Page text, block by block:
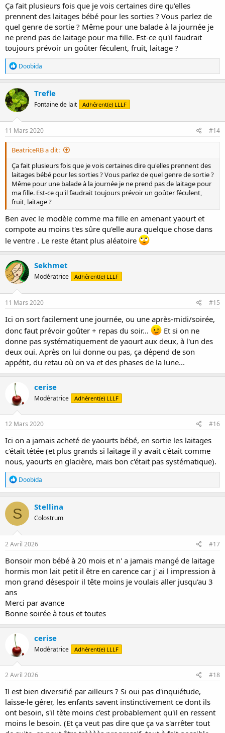
Ça fait plusieurs fois que je vois certaines dire qu'elles
prennent des laitages bébé pour les sorties ? Vous parlez de
quel genre de sortie ? Même pour une balade à la journée je
ne prend pas de laitage pour ma fille. Est-ce qu'il faudrait
toujours prévoir un goûter féculent, fruit, laitage ?
R
é
a
c
t
i
o
n
s
Doobida
Trefle
Fontaine de lait Adhérent(e) LLLF
11 Mars 2020 #14
BeatriceRB a dit:
Ça fait plusieurs fois que je vois certaines dire qu'elles prennent des
laitages bébé pour les sorties ? Vous parlez de quel genre de sortie ?
Même pour une balade à la journée je ne prend pas de laitage pour
ma fille. Est-ce qu'il faudrait toujours prévoir un goûter féculent,
fruit, laitage ?
Ben avec le modèle comme ma fille en amenant yaourt et
compote au moins t'es sûre qu'elle aura quelque chose dans
le ventre . Le reste étant plus aléatoire
Sekhmet
Modératrice Adhérent(e) LLLF
11 Mars 2020 #15
Ici on sort facilement une journée, ou une après-midi/soirée,
donc faut prévoir goûter + repas du soir...
Et si on ne
donne pas systématiquement de yaourt aux deux, à l'un des
deux oui. Après on lui donne ou pas, ça dépend de son
appétit, du retau où on va et des phases de la lune...
cerise
Modératrice Adhérent(e) LLLF
12 Mars 2020 #16
Ici on a jamais acheté de yaourts bébé, en sortie les laitages
c'était tétée (et plus grands si laitage il y avait c'était comme
nous, yaourts en glacière, mais bon c'était pas systématique).
R
é
a
c
t
i
o
n
s
Doobida
S Stellina
Colostrum
2 Avril 2026 #17
Bonsoir mon bébé à 20 mois et n' a jamais mangé de laitage
hormis mon lait petit il être en carence car j' ai l impression à
mon grand désespoir il tête moins je voulais aller jusqu'au 3
ans
Merci par avance
Bonne soirée à tous et toutes
cerise
Modératrice Adhérent(e) LLLF
2 Avril 2026 #18
Il est bien diversifié par ailleurs ? Si oui pas d'inquiétude,
laisse-le gérer, les enfants savent instinctivement ce dont ils
ont besoin, s'il tète moins c'est probablement qu'il en ressent
moins le besoin. (Et ça veut pas dire que ça va s'arrêter tout